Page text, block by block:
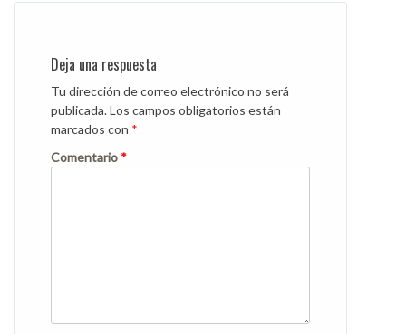
Deja una respuesta
Tu dirección de correo electrónico no será
publicada.Los campos obligatorios están
marcados con *
Comentario *